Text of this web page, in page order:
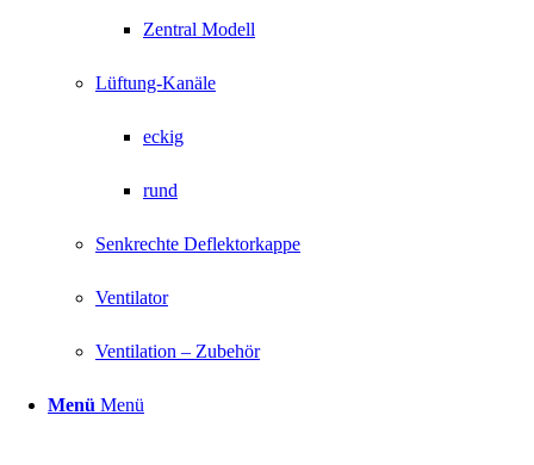
Zentral Modell
Lüftung-Kanäle
eckig
rund
Senkrechte Deflektorkappe
Ventilator
Ventilation – Zubehör
Menü Menü